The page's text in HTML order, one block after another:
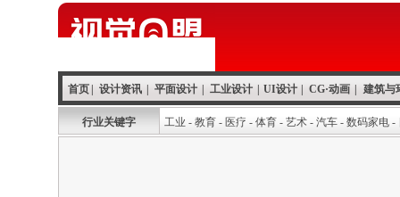
首页 设计资讯 平面设计 工业设计 UI设计 CG·动画 建筑与
行业关键字 工业 - 教育 - 医疗 - 体育 - 艺术 - 汽车 - 数码家电 -